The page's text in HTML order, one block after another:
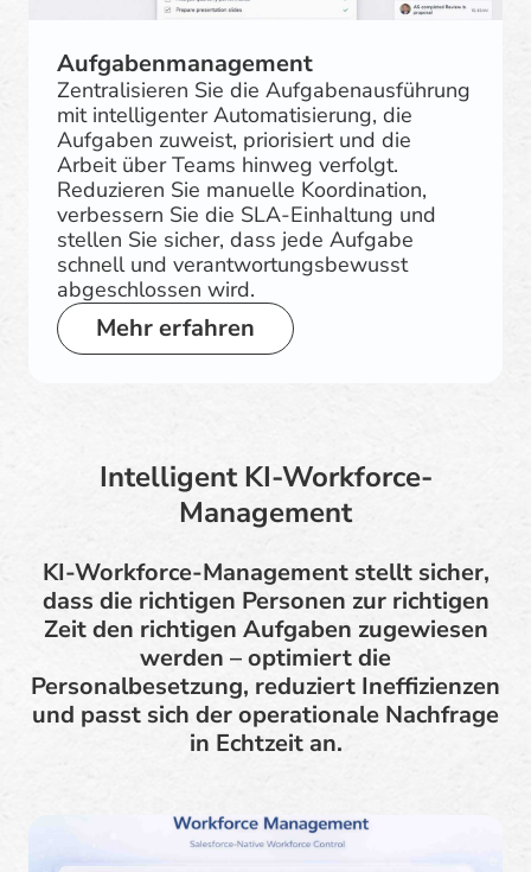
Aufgabenmanagement
Zentralisieren Sie die Aufgabenausführung
mit intelligenter Automatisierung, die
Aufgaben zuweist, priorisiert und die
Arbeit über Teams hinweg verfolgt.
Reduzieren Sie manuelle Koordination,
verbessern Sie die SLA-Einhaltung und
stellen Sie sicher, dass jede Aufgabe
schnell und verantwortungsbewusst
abgeschlossen wird.
Mehr erfahren
Intelligent KI-Workforce-
Management
KI-Workforce-Management stellt sicher,
dass die richtigen Personen zur richtigen
Zeit den richtigen Aufgaben zugewiesen
werden – optimiert die
Personalbesetzung, reduziert Ineffizienzen
und passt sich der operationale Nachfrage
in Echtzeit an.